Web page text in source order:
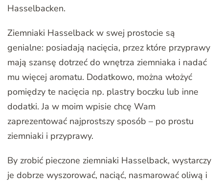
Hasselbacken.
Ziemniaki Hasselback w swej prostocie są
genialne: posiadają nacięcia, przez które przyprawy
mają szansę dotrzeć do wnętrza ziemniaka i nadać
mu więcej aromatu. Dodatkowo, można włożyć
pomiędzy te nacięcia np. plastry boczku lub inne
dodatki. Ja w moim wpisie chcę Wam
zaprezentować najprostszy sposób – po prostu
ziemniaki i przyprawy.
By zrobić pieczone ziemniaki Hasselback, wystarczy
je dobrze wyszorować, naciąć, nasmarować oliwą i